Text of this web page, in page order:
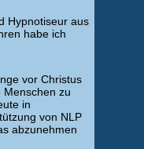
Hypnotiseur aus
habe ich
vor Christus
zu
in
von NLP
abzunehmen